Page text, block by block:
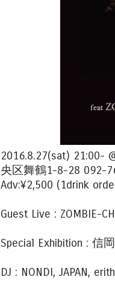
2016.8.27(sat) 21:00-
央区舞鶴1-8-28 092-
Adv:¥2,500 (1drink
Guest Live : ZOMBIE-
Special Exhibition : 信
DJ : NONDI, JAPAN,